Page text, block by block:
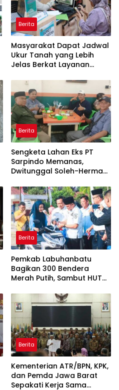
Berita
Masyarakat Dapat Jadwal
Ukur Tanah yang Lebih
Jelas Berkat Layanan
Berita
Sengketa Lahan Eks PT
Sarpindo Memanas,
Dwitunggal Soleh-Herman
ke Pulau Rupat
Berita
Pemkab Labuhanbatu
Bagikan 300 Bendera
Merah Putih, Sambut HUT
Berita
Kementerian ATR/BPN, KPK,
dan Pemda Jawa Barat
Sepakati Kerja Sama